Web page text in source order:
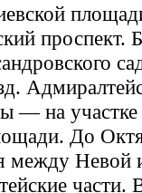
проспект.
— на
До
между Невой
части.